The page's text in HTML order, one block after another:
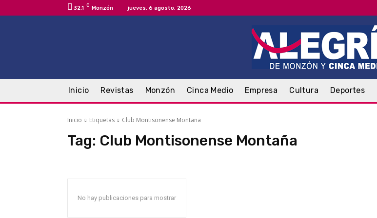
32.1 C Monzón jueves, 6 agosto, 2026
Inicio Revistas Monzón Cinca Medio Empresa Cultura Deportes
Inicio Etiquetas Club Montisonense Montaña
Tag: Club Montisonense Montaña
No hay publicaciones para mostrar